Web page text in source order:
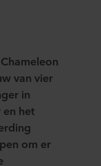
van vier
in
en het
om er